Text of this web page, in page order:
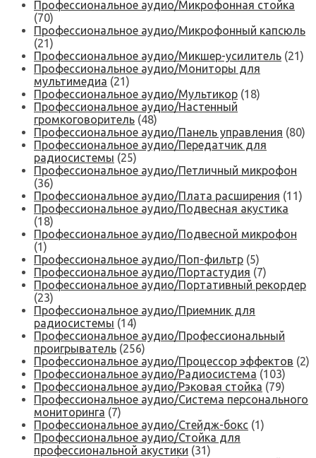
Профессиональное аудио/Микрофонная стойка
(70)
Профессиональное аудио/Микрофонный капсюль
(21)
Профессиональное аудио/Микшер-усилитель (21)
Профессиональное аудио/Мониторы для
мультимедиа (21)
Профессиональное аудио/Мультикор (18)
Профессиональное аудио/Настенный
громкоговоритель (48)
Профессиональное аудио/Панель управления (80)
Профессиональное аудио/Передатчик для
радиосистемы (25)
Профессиональное аудио/Петличный микрофон
(36)
Профессиональное аудио/Плата расширения (11)
Профессиональное аудио/Подвесная акустика
(18)
Профессиональное аудио/Подвесной микрофон
(1)
Профессиональное аудио/Поп-фильтр (5)
Профессиональное аудио/Портастудия (7)
Профессиональное аудио/Портативный рекордер
(23)
Профессиональное аудио/Приемник для
радиосистемы (14)
Профессиональное аудио/Профессиональный
проигрыватель (256)
Профессиональное аудио/Процессор эффектов (2)
Профессиональное аудио/Радиосистема (103)
Профессиональное аудио/Рэковая стойка (79)
Профессиональное аудио/Система персонального
мониторинга (7)
Профессиональное аудио/Стейдж-бокс (1)
Профессиональное аудио/Стойка для
профессиональной акустики (31)